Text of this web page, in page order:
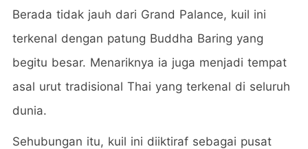
Berada tidak jauh dari Grand Palance, kuil ini
terkenal dengan patung Buddha Baring yang
begitu besar. Menariknya ia juga menjadi tempat
asal urut tradisional Thai yang terkenal di seluruh
dunia.
Sehubungan itu, kuil ini diiktiraf sebagai pusat